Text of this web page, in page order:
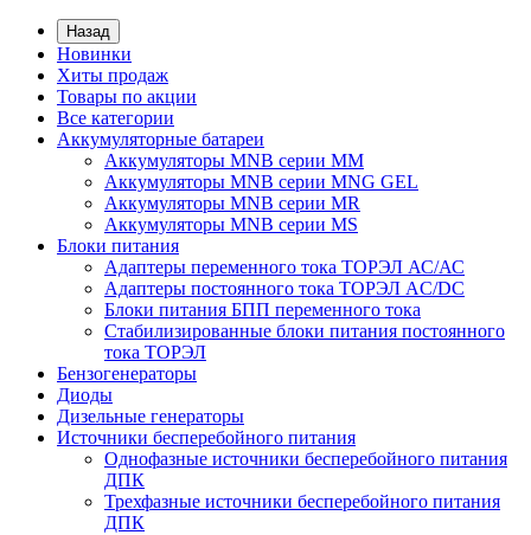
Назад
Новинки
Хиты продаж
Товары по акции
Все категории
Аккумуляторные батареи
Аккумуляторы MNB серии MM
Аккумуляторы MNB серии MNG GEL
Аккумуляторы MNB серии MR
Аккумуляторы MNB серии MS
Блоки питания
Адаптеры переменного тока ТОРЭЛ АС/АС
Адаптеры постоянного тока ТОРЭЛ AC/DC
Блоки питания БПП переменного тока
Стабилизированные блоки питания постоянного
тока ТОРЭЛ
Бензогенераторы
Диоды
Дизельные генераторы
Источники бесперебойного питания
Однофазные источники бесперебойного питания
ДПК
Трехфазные источники бесперебойного питания
ДПК